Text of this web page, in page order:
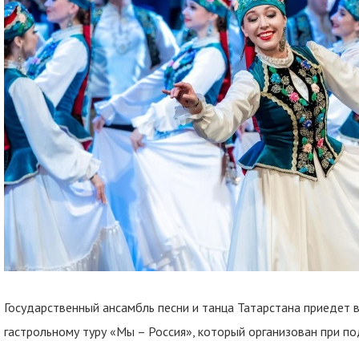
Государственный ансамбль песни и танца Татарстана
гастрольному туру «Мы – Россия», который организован при